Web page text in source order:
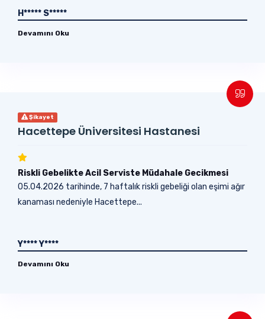
H***** S*****
Devamını Oku
Şikayet
Hacettepe Üniversitesi Hastanesi
Riskli Gebelikte Acil Serviste Müdahale Gecikmesi
05.04.2026 tarihinde, 7 haftalık riskli gebeliği olan eşimi ağır
kanaması nedeniyle Hacettepe...
Y**** Y****
Devamını Oku